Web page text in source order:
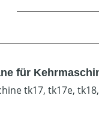
für
tk17, tk17e,